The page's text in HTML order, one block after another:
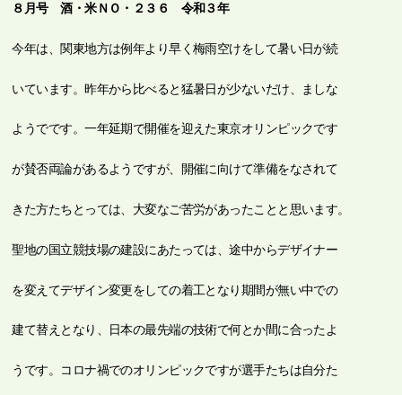
８ 月号 酒・米ＮＯ・２３６ 令和３年
今年は、関東地方は例年より早く梅雨空けをして暑い日が続
いています。昨年から比べると猛暑日が少ないだけ、ましな
ようでです。一年延期で開催を迎えた東京オリンピックです
が賛否両論があるようですが、開催に向けて準備をなされて
きた方たちとっては、大変なご苦労があったことと思います。
聖地の国立競技場の建設にあたっては、途中からデザイナー
を変えてデザイン変更をしての着工となり期間が無い中での
建て替えとなり、日本の最先端の技術で何とか間に合ったよ
うです。コロナ禍でのオリンピックですが選手たちは自分た